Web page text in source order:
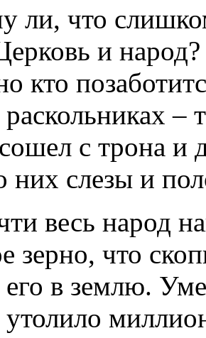
ли, что
и
кто
–
с трона и
них слезы и
весь народ
зерно, что
в землю.